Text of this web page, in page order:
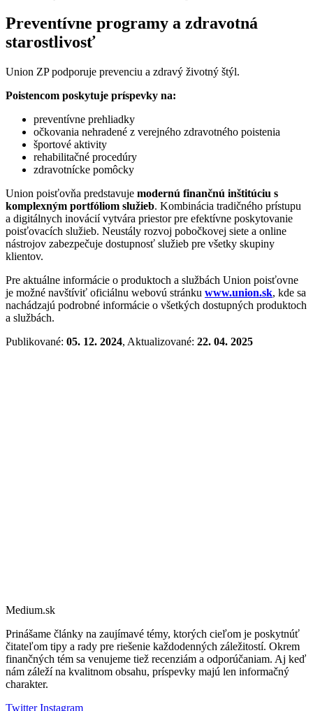
Preventívne programy a zdravotná
starostlivosť
Union ZP podporuje prevenciu a zdravý životný štýl.
Poistencom poskytuje príspevky na:
preventívne prehliadky
očkovania nehradené z verejného zdravotného poistenia
športové aktivity
rehabilitačné procedúry
zdravotnícke pomôcky
Union poisťovňa predstavuje modernú finančnú inštitúciu s
komplexným portfóliom služieb. Kombinácia tradičného prístupu
a digitálnych inovácií vytvára priestor pre efektívne poskytovanie
poisťovacích služieb. Neustály rozvoj pobočkovej siete a online
nástrojov zabezpečuje dostupnosť služieb pre všetky skupiny
klientov.
Pre aktuálne informácie o produktoch a službách Union poisťovne
je možné navštíviť oficiálnu webovú stránku www.union.sk, kde sa
nachádzajú podrobné informácie o všetkých dostupných produktoch
a službách.
Publikované: 05. 12. 2024, Aktualizované: 22. 04. 2025
Medium.sk
Prinášame články na zaujímavé témy, ktorých cieľom je poskytnúť
čitateľom tipy a rady pre riešenie každodenných záležitostí. Okrem
finančných tém sa venujeme tiež recenziám a odporúčaniam. Aj keď
nám záleží na kvalitnom obsahu, príspevky majú len informačný
charakter.
TwitterInstagram